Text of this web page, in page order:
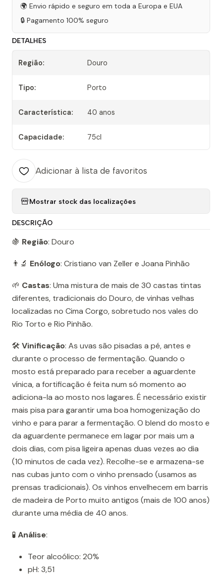
🌍 Envio rápido e seguro em toda a Europa e EUA
🔒 Pagamento 100% seguro
DETALHES
Região: Douro
Tipo: Porto
Característica: 40 anos
Capacidade: 75cl
Adicionar à lista de favoritos
Mostrar stock das localizações
DESCRIÇÃO
🍇 Região: Douro
👨‍🔬 Enólogo: Cristiano van Zeller e Joana Pinhão
🌱 Castas: Uma mistura de mais de 30 castas tintas
diferentes, tradicionais do Douro, de vinhas velhas
localizadas no Cima Corgo, sobretudo nos vales do
Rio Torto e Rio Pinhão.
🛠️ Vinificação: As uvas são pisadas a pé, antes e
durante o processo de fermentação. Quando o
mosto está preparado para receber a aguardente
vínica, a fortificação é feita num só momento ao
adiciona-la ao mosto nos lagares. É necessário existir
mais pisa para garantir uma boa homogenização do
vinho e para parar a fermentação. O blend do mosto e
da aguardente permanece em lagar por mais um a
dois dias, com pisa ligeira apenas duas vezes ao dia
(10 minutos de cada vez). Recolhe-se e armazena-se
nas cubas junto com o vinho prensado (usamos as
prensas tradicionais). Os vinhos envelhecem em barris
de madeira de Porto muito antigos (mais de 100 anos)
durante uma média de 40 anos.
🧪 Análise:
Teor alcoólico: 20%
pH: 3,51